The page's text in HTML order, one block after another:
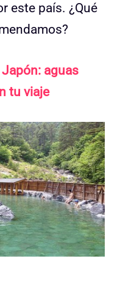
este país. ¿Qué
aguas
tu viaje